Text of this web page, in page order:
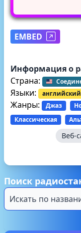
EMBED
Информация о
Страна:
Языки: английский
Жанры: Джаз
Классическая
Веб-
Поиск